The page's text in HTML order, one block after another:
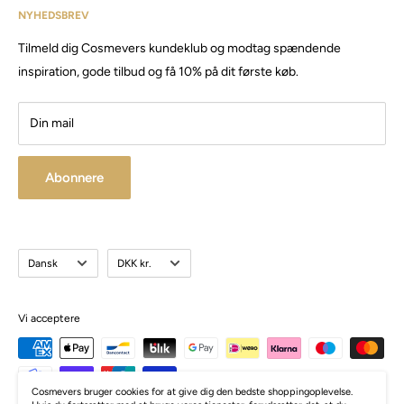
har siden da solgt produkter og maskiner, til både privat &
Besøg vores store butik / showroom i Brabrand.
NYHEDSBREV
Tilmeld dig Cosmevers kundeklub og modtag spændende
inspiration, gode tilbud og få 10% på dit første køb.
Din mail
Abonnere
CVR: 41 50 56 21
Sprog
Dansk Valuta
DKK kr.
Vi acceptere
Cosmevers bruger cookies for at give dig den bedste shoppingoplevelse.